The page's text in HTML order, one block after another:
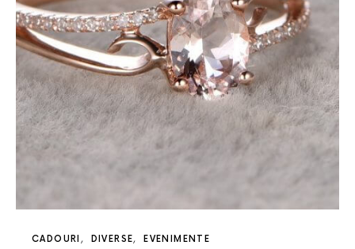
CADOURI DIVERSE EVENIMENTE